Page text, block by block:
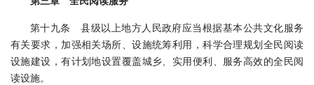
第十九条 县级以上地方人民政府应当根据基本公共文化服务
有关要求，加强相关场所、设施统筹利用，科学合理规划全民阅读
设施建设，有计划地设置覆盖城乡、实用便利、服务高效的全民阅
读设施。